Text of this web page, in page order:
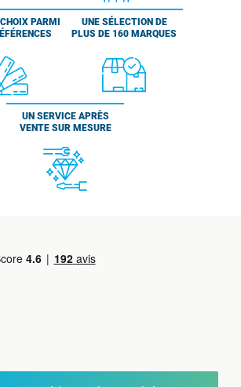
PARMI
UNE SÉLECTION DE
PLUS DE 160 MARQUES
UN SERVICE APRÈS
VENTE SUR MESURE